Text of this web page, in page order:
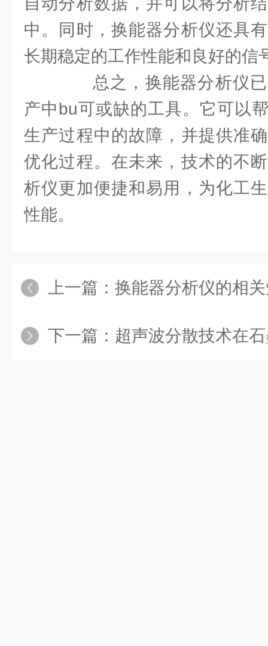
中。同时，换能器分析仪还具
长期稳定的工作性能和良好的信
总之，换能器分析仪已
产中bu可或缺的工具。它可以
生产过程中的故障，并提供准
优化过程。在未来，技术的不
析仪更加便捷和易用，为化工
性能。
上一篇： 换能器分析仪的相
下一篇： 超声波分散技术在